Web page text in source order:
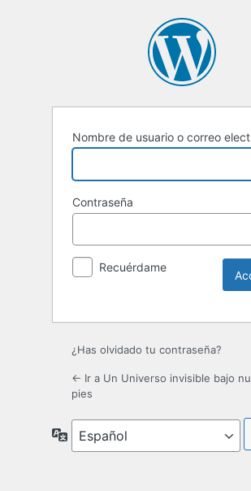
Nombre de usuario o correo
Contraseña
Recuérdame
¿Has olvidado tu contraseña?
← Ir a Un Universo invisible bajo
pies
Idioma